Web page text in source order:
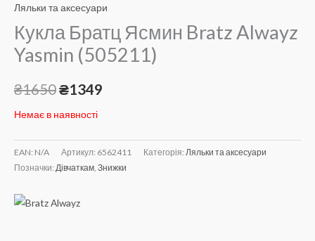
Ляльки та аксесуари
Кукла Братц Ясмин Bratz Alwayz
Yasmin (505211)
₴1650₴1349
Немає в наявності
EAN: N/A Артикул: 6562411 Категорія: Ляльки та аксесуари
Позначки: Дівчаткам, Знижки